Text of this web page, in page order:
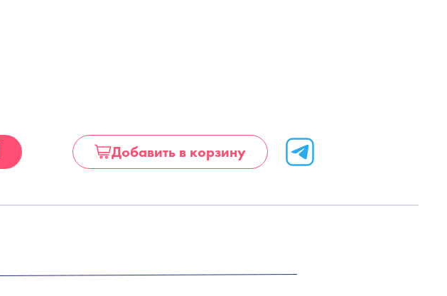
Добавить в корзину